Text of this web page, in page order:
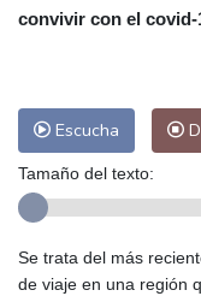
San José
22
Panama City
convivir con el covid-
Escucha
Tamaño del texto:
Se trata del más
de viaje en una región